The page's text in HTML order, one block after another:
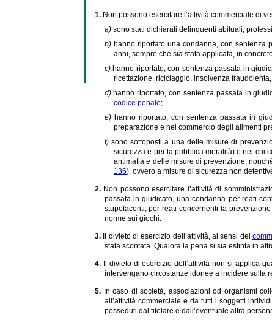
1. Non possono esercitare l’attività commerciale di
a) sono stati dichiarati delinquenti abituali,
b) hanno riportato una condanna, con
anni, sempre che sia stata applicata, in
c) hanno riportato, con sentenza passata in
ricettazione, riciclaggio, insolvenza
d) hanno riportato, con sentenza passata in
codice penale;
e) hanno riportato, con sentenza passata in
preparazione e nel commercio degli alimenti
f) sono sottoposti a una delle misure di
sicurezza e per la pubblica moralità) o nei cui
antimafia e delle misure di prevenzione,
136), ovvero a misure di sicurezza non
2. Non possono esercitare l’attività di
passata in giudicato, una condanna per reati
stupefacenti, per reati concernenti la
norme sui giochi.
3. Il divieto di esercizio dell’attività, ai sensi del
stata scontata. Qualora la pena si sia estinta in
4.
Il divieto di esercizio dell’attività non si applica
intervengano circostanze idonee a incidere sulla
5. In caso di società, associazioni od organismi
all’attività commerciale e da tutti i soggetti
posseduti dal titolare e dall’eventuale altra